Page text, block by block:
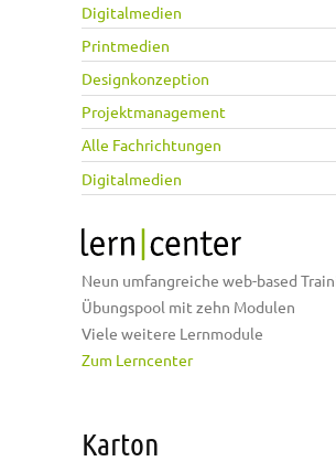
Digitalmedien
Printmedien
Designkonzeption
Projektmanagement
Alle Fachrichtungen
Digitalmedien
Neun umfangreiche web-based
Übungspool mit zehn Modulen
Viele weitere Lernmodule
Zum Lerncenter
Karton